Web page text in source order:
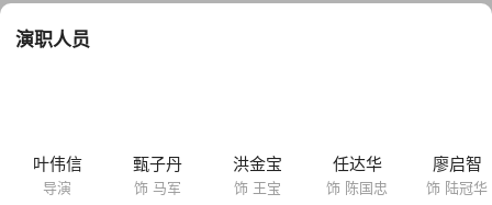
谙此道，只有军蒙在鼓里。 然而，证据神秘消失，宝爷走出警局时，扬言
演职人员
叶伟信
导演
甄子丹
饰 马军
洪金宝
饰 王宝
任达华
饰 陈国忠
廖启智
饰 陆冠华